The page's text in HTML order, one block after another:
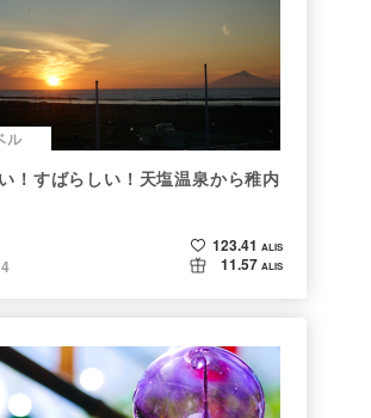
ル
！すばらしい！天塩温泉から稚内
123.41 ALIS
11.57 ALIS